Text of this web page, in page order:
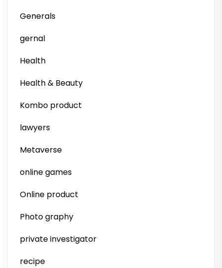
Generals
gernal
Health
Health & Beauty
Kombo product
lawyers
Metaverse
online games
Online product
Photo graphy
private investigator
recipe